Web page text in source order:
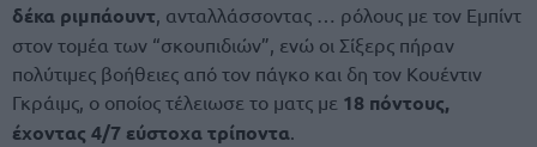
δέκα ριμπάουντ, ανταλλάσσοντας … ρόλους με τον Εμπίντ
στον τομέα των “σκουπιδιών”, ενώ οι Σίξερς πήραν
πολύτιμες βοήθειες από τον πάγκο και δη τον Κουέντιν
Γκράιμς, ο οποίος τέλειωσε το ματς με 18 πόντους,
έχοντας 4/7 εύστοχα τρίποντα.